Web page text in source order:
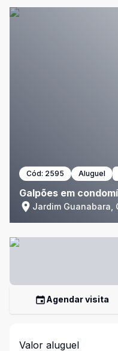
Cód: 2595 Aluguel
Galpões em
Jardim Guanabara,
Agendar visita
Valor aluguel